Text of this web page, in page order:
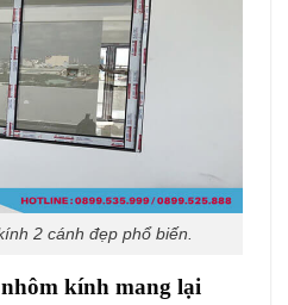
2 cánh đẹp phổ biến.
kính mang lại